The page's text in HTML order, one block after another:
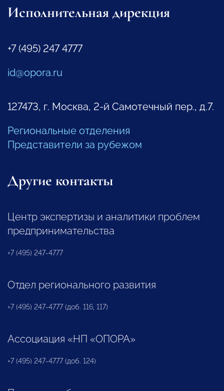
Исполнительная дирекция
+7 (495) 247 4777
id@opora.ru
127473, г. Москва, 2-й Самотечный пер., д.7.
Региональные отделения
Представители за рубежом
Другие контакты
Центр экспертизы и аналитики проблем
предпринимательства
+7 (495) 247-4777
Отдел регионального развития
+7 (495) 247-4777 (доб. 116, 117)
Ассоциация «НП «ОПОРА»
+7 (495) 247-4777 (доб. 124)